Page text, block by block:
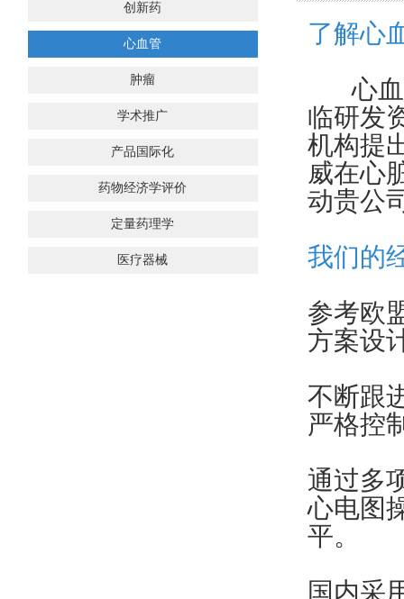
创新药
心血管
肿瘤
学术推广
产品国际化
药物经济学评价
定量药理学
医疗器械
了解心
心血
临研发
机构提
威在心
动贵公
我们的
参考欧
方案设
不断跟
严格控
通过多
心电图
平。
国内采